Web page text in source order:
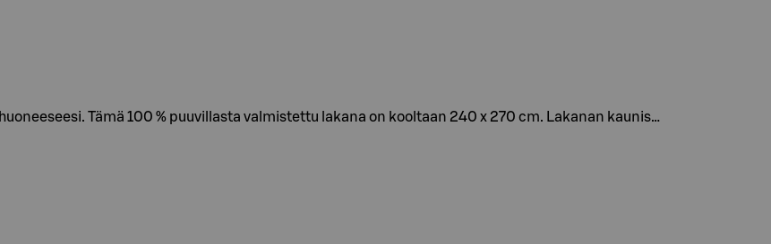
Tämä 100 % puuvillasta valmistettu lakana on kooltaan 240 x 270 cm. Lakanan kaunis…